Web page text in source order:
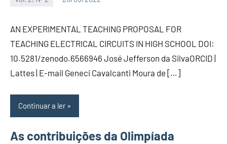
AN EXPERIMENTAL TEACHING PROPOSAL FOR
TEACHING ELECTRICAL CIRCUITS IN HIGH SCHOOL DOI:
10.5281/zenodo.6566946 José Jefferson da SilvaORCID |
Lattes | E-mail Geneci Cavalcanti Moura de […]
Continuar a ler
As contribuições da Olimpíada